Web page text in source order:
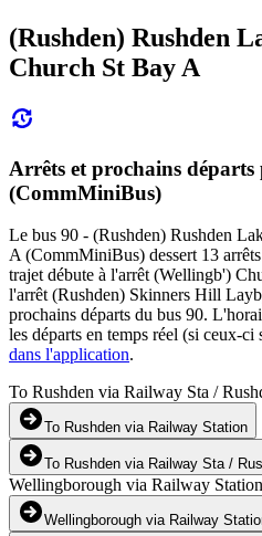
(Rushden) Rushden
Church St Bay A
Arrêts et prochains départs
(CommMiniBus)
Le bus 90 - (Rushden) Rushden
A (CommMiniBus) dessert 13
trajet débute à l'arrêt (Wellingb')
l'arrêt (Rushden) Skinners Hill
prochains départs du bus 90.
les départs en temps réel (si ceux-ci
dans l'application.
To Rushden via Railway Sta /
To Rushden via Railway Station
To Rushden via Railway Sta /
Wellingborough via Railway Station
Wellingborough via Railway